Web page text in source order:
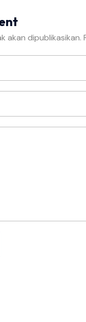
akan dipublikasikan.